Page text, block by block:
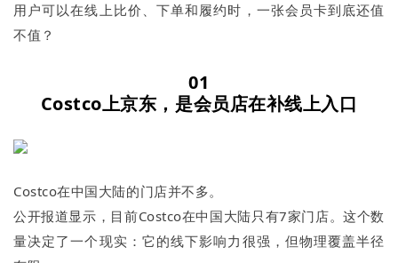
用户可以在线上比价、下单和履约时，一张会员卡到底还值
不值？
01
Costco上京东，是会员店在补线上入口
Costco在中国大陆的门店并不多。
公开报道显示，目前Costco在中国大陆只有7家门店。这个数
量决定了一个现实：它的线下影响力很强，但物理覆盖半径